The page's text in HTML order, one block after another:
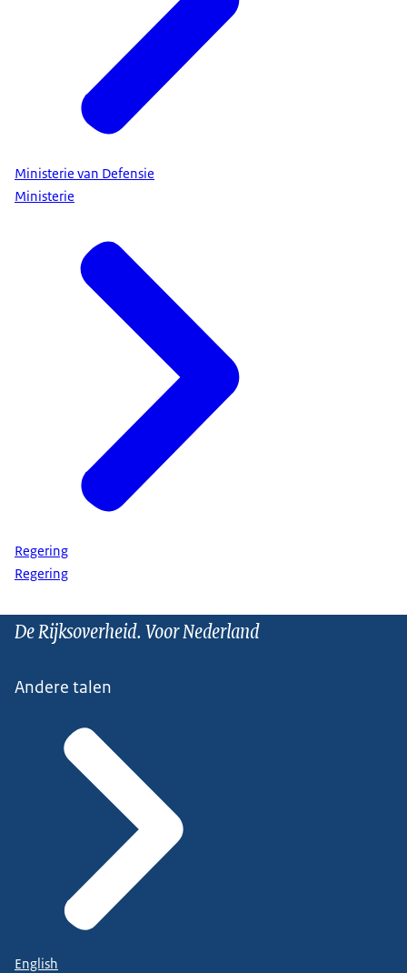
Ministerie van Defensie
Ministerie
Regering
Regering
De Rijksoverheid. Voor Nederland
Andere talen
English